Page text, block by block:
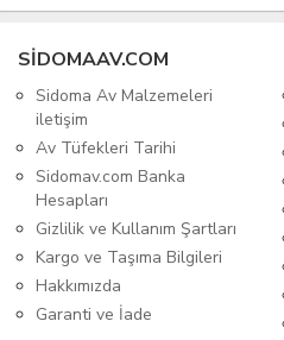
SIDOMAAV.COM
Sidoma Av Malzemeleri
iletişim
Av Tüfekleri Tarihi
Sidomav.com Banka
Hesapları
Gizlilik ve Kullanım Şartları
Kargo ve Taşıma Bilgileri
Hakkımızda
Garanti ve İade